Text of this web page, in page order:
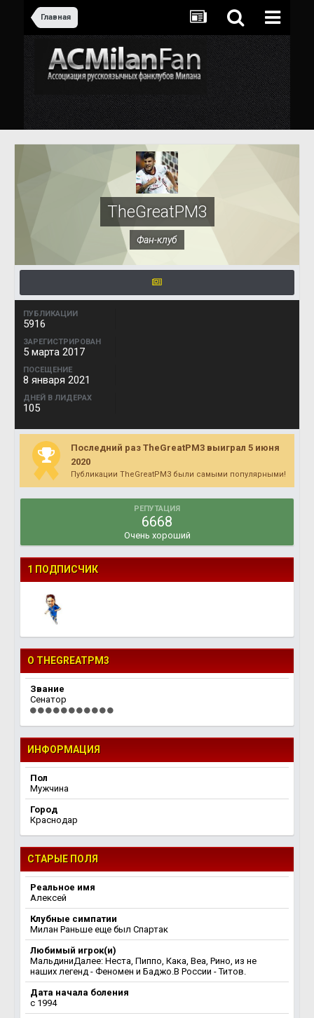
Главная
TheGreatPM3
Фан-клуб
ПУБЛИКАЦИИ
5916
ЗАРЕГИСТРИРОВАН
5 марта 2017
ПОСЕЩЕНИЕ
8 января 2021
ДНЕЙ В ЛИДЕРАХ
105
Последний раз TheGreatPM3 выиграл 5 июня
2020
Публикации TheGreatPM3 были самыми популярными!
РЕПУТАЦИЯ
6668
Очень хороший
1 ПОДПИСЧИК
О THEGREATPM3
Звание
Сенатор
ИНФОРМАЦИЯ
Пол
Мужчина
Город
Краснодар
СТАРЫЕ ПОЛЯ
Реальное имя
Алексей
Клубные симпатии
Милан Раньше еще был Спартак
Любимый игрок(и)
МальдиниДалее: Неста, Пиппо, Кака, Веа, Рино, из не
наших легенд - Феномен и Баджо.В России - Титов.
Дата начала боления
c 1994